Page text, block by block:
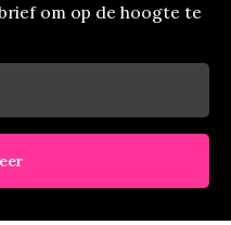
om op de hoogte te